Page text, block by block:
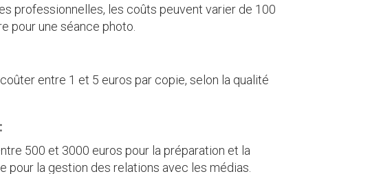
professionnelles, les coûts peuvent varier de 100
pour une séance photo.
entre 1 et 5 euros par copie, selon la qualité
500 et 3000 euros pour la préparation et la
pour la gestion des relations avec les médias.